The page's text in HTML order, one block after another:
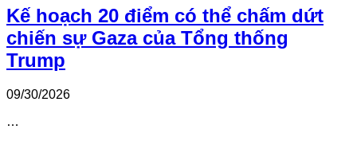
Kế hoạch 20 điểm có thể chấm dứt
chiến sự Gaza của Tổng thống
Trump
09/30/2026
…